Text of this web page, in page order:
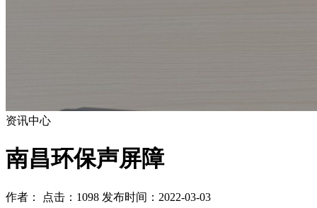
资讯中心
南昌环保声屏障
作者： 点击：1098 发布时间：2022-03-03